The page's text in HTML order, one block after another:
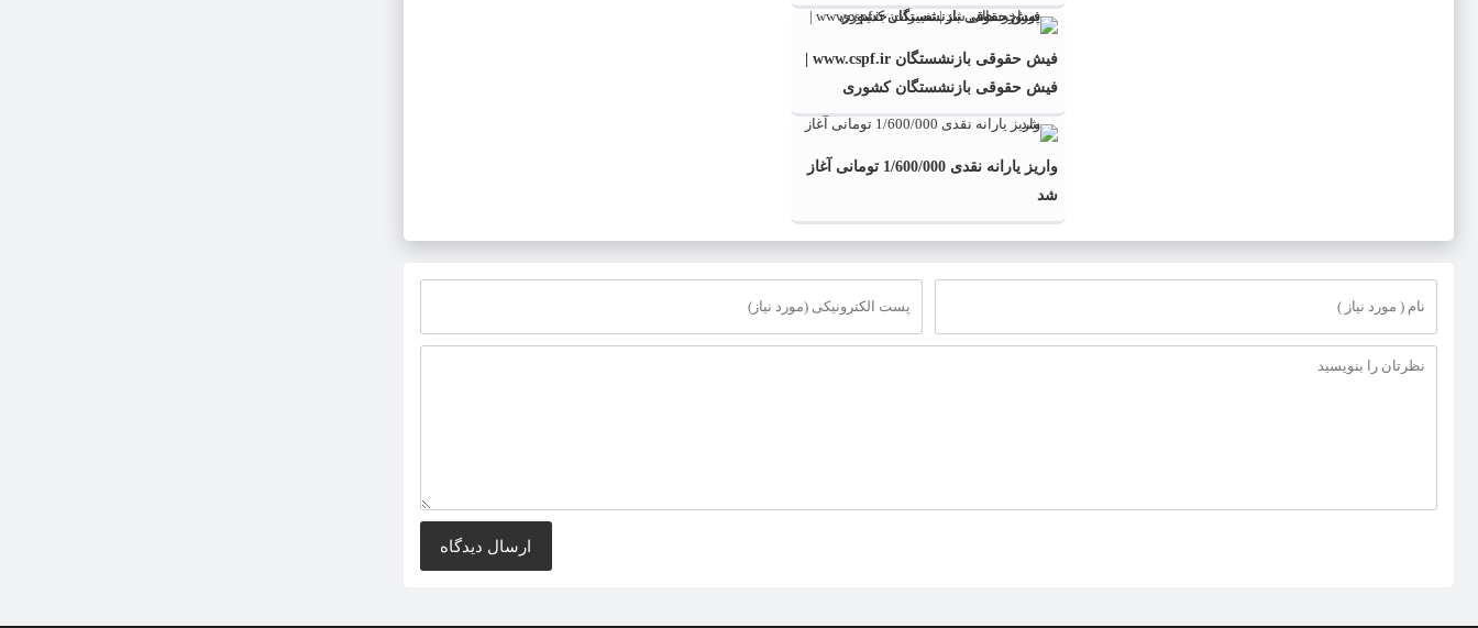
فیش حقوقی بازنشستگان www.cspf.ir |
فیش حقوقی بازنشستگان کشوری
به‌روزرسانی شد | تغییرات جدید در
پرداخت‌ها
واریز یارانه نقدی 1/600/000 تومانی آغاز
شد